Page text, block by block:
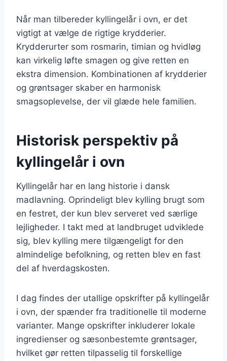
Når man tilbereder kyllingelår i ovn, er det
vigtigt at vælge de rigtige krydderier.
Krydderurter som rosmarin, timian og hvidløg
kan virkelig løfte smagen og give retten en
ekstra dimension. Kombinationen af krydderier
og grøntsager skaber en harmonisk
smagsoplevelse, der vil glæde hele familien.
Historisk perspektiv på
kyllingelår i ovn
Kyllingelår har en lang historie i dansk
madlavning. Oprindeligt blev kylling brugt som
en festret, der kun blev serveret ved særlige
lejligheder. I takt med at landbruget udviklede
sig, blev kylling mere tilgængeligt for den
almindelige befolkning, og retten blev en fast
del af hverdagskosten.
I dag findes der utallige opskrifter på kyllingelår
i ovn, der spænder fra traditionelle til moderne
varianter. Mange opskrifter inkluderer lokale
ingredienser og sæsonbestemte grøntsager,
hvilket gør retten tilpasselig til forskellige